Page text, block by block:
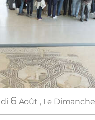
6 Août , Le Dimanche